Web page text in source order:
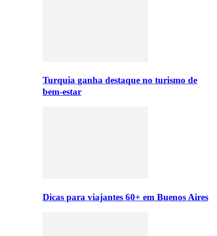
Turquia ganha destaque no turismo de
bem-estar
Dicas para viajantes 60+ em Buenos Aires